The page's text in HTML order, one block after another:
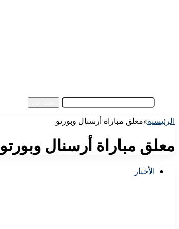
الرئيسية»معلق مباراة أرسنال وبورتو
معلق مباراة أرسنال وبورتو
الأخبار